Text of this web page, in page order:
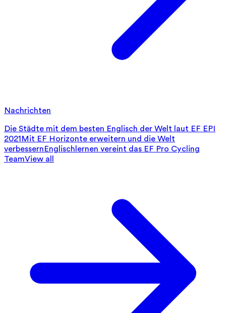
Nachrichten
Die Städte mit dem besten Englisch der Welt laut EF EPI
2021Mit EF Horizonte erweitern und die Welt
verbessernEnglischlernen vereint das EF Pro Cycling
TeamView all